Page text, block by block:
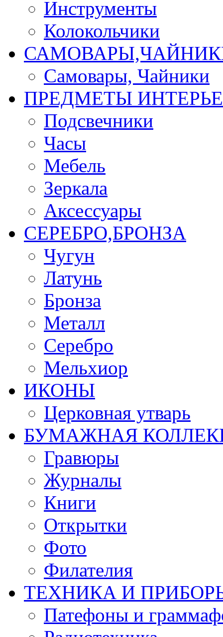
Инструменты
Колокольчики
Самовары, Чайники
ПРЕДМЕТЫ
Подсвечники
Часы
Мебель
Зеркала
Аксессуары
СЕРЕБРО,БРОНЗА
Чугун
Латунь
Бронза
Металл
Серебро
Мельхиор
ИКОНЫ
Церковная утварь
БУМАЖНАЯ
Гравюры
Журналы
Книги
Открытки
Фото
Филателия
ТЕХНИКА И
Патефоны и